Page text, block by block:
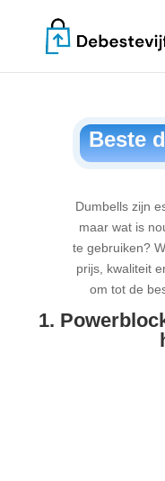
Beste
Dumbells zijn
maar wat is
te gebruiken?
prijs, kwaliteit
om tot de
1.